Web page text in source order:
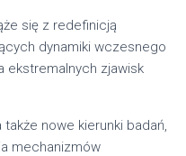
się z redefinicją
dynamiki wczesnego
ekstremalnych zjawisk
nowe kierunki badań,
mechanizmów